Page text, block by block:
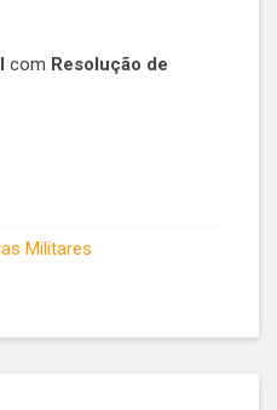
com Resolução de
Militares